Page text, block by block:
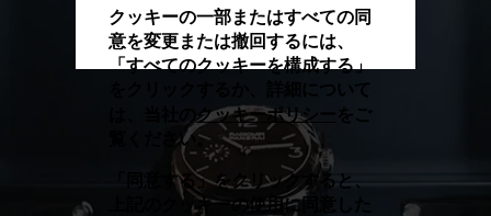
クッキーの一部またはすべての同
意を変更または撤回するには、
「すべてのクッキーを構成する」
をクリックするか、詳細について
クッキーポリシー
をご
覧ください。
「同意する」をクリックすると、
上記のクッキーの使用に同意した